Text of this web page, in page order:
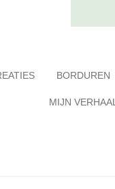
BORDUREN
MIJN VERHAAL